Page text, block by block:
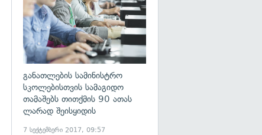
განათლების სამინისტრო
სკოლებისთვის სამაგიდო
თამაშებს თითქმის 90 ათას
ლარად შეისყიდის
7 სექტემბერი 2017, 09:57